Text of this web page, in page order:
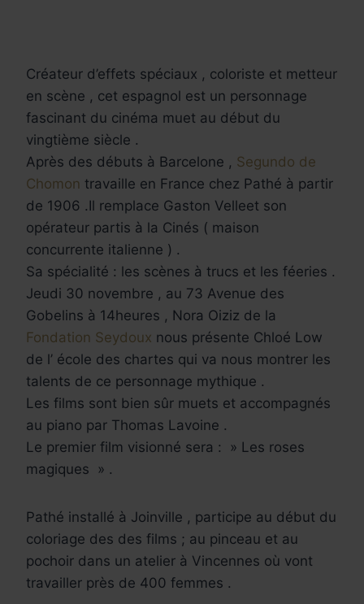
Créateur d’effets spéciaux , coloriste et metteur
en scène , cet espagnol est un personnage
fascinant du cinéma muet au début du
vingtième siècle .
Après des débuts à Barcelone , Segundo de
Chomon travaille en France chez Pathé à partir
de 1906 .Il remplace Gaston Velleet son
opérateur partis à la Cinés ( maison
concurrente italienne ) .
Sa spécialité : les scènes à trucs et les féeries .
Jeudi 30 novembre , au 73 Avenue des
Gobelins à 14heures , Nora Oiziz de la
Fondation Seydoux nous présente Chloé Low
de l’ école des chartes qui va nous montrer les
talents de ce personnage mythique .
Les films sont bien sûr muets et accompagnés
au piano par Thomas Lavoine .
Le premier film visionné sera : » Les roses
magiques » .
Pathé installé à Joinville , participe au début du
coloriage des des films ; au pinceau et au
pochoir dans un atelier à Vincennes où vont
travailler près de 400 femmes .